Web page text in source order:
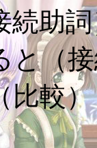
続助
と（
比較